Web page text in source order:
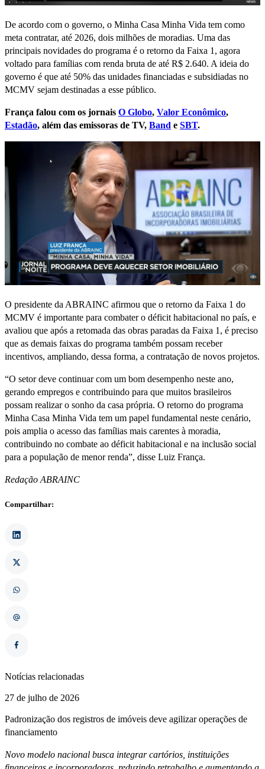
De acordo com o governo, o Minha Casa Minha Vida tem como
meta contratar, até 2026, dois milhões de moradias. Uma das
principais novidades do programa é o retorno da Faixa 1, agora
voltado para famílias com renda bruta de até R$ 2.640. A ideia do
governo é que até 50% das unidades financiadas e subsidiadas no
MCMV sejam destinadas a esse público.
França falou com os jornais O Globo, Valor Econômico,
Estadão, além das emissoras de TV, Band e SBT.
O presidente da ABRAINC afirmou que o retorno da Faixa 1 do
MCMV é importante para combater o déficit habitacional no país, e
avaliou que após a retomada das obras paradas da Faixa 1, é preciso
que as demais faixas do programa também possam receber
incentivos, ampliando, dessa forma, a contratação de novos projetos.
“O setor deve continuar com um bom desempenho neste ano,
gerando empregos e contribuindo para que muitos brasileiros
possam realizar o sonho da casa própria. O retorno do programa
Minha Casa Minha Vida tem um papel fundamental neste cenário,
pois amplia o acesso das famílias mais carentes à moradia,
contribuindo no combate ao déficit habitacional e na inclusão social
para a população de menor renda”, disse Luiz França.
Redação ABRAINC
Compartilhar:
Notícias relacionadas
27 de julho de 2026
Padronização dos registros de imóveis deve agilizar operações de
financiamento
Novo modelo nacional busca integrar cartórios, instituições